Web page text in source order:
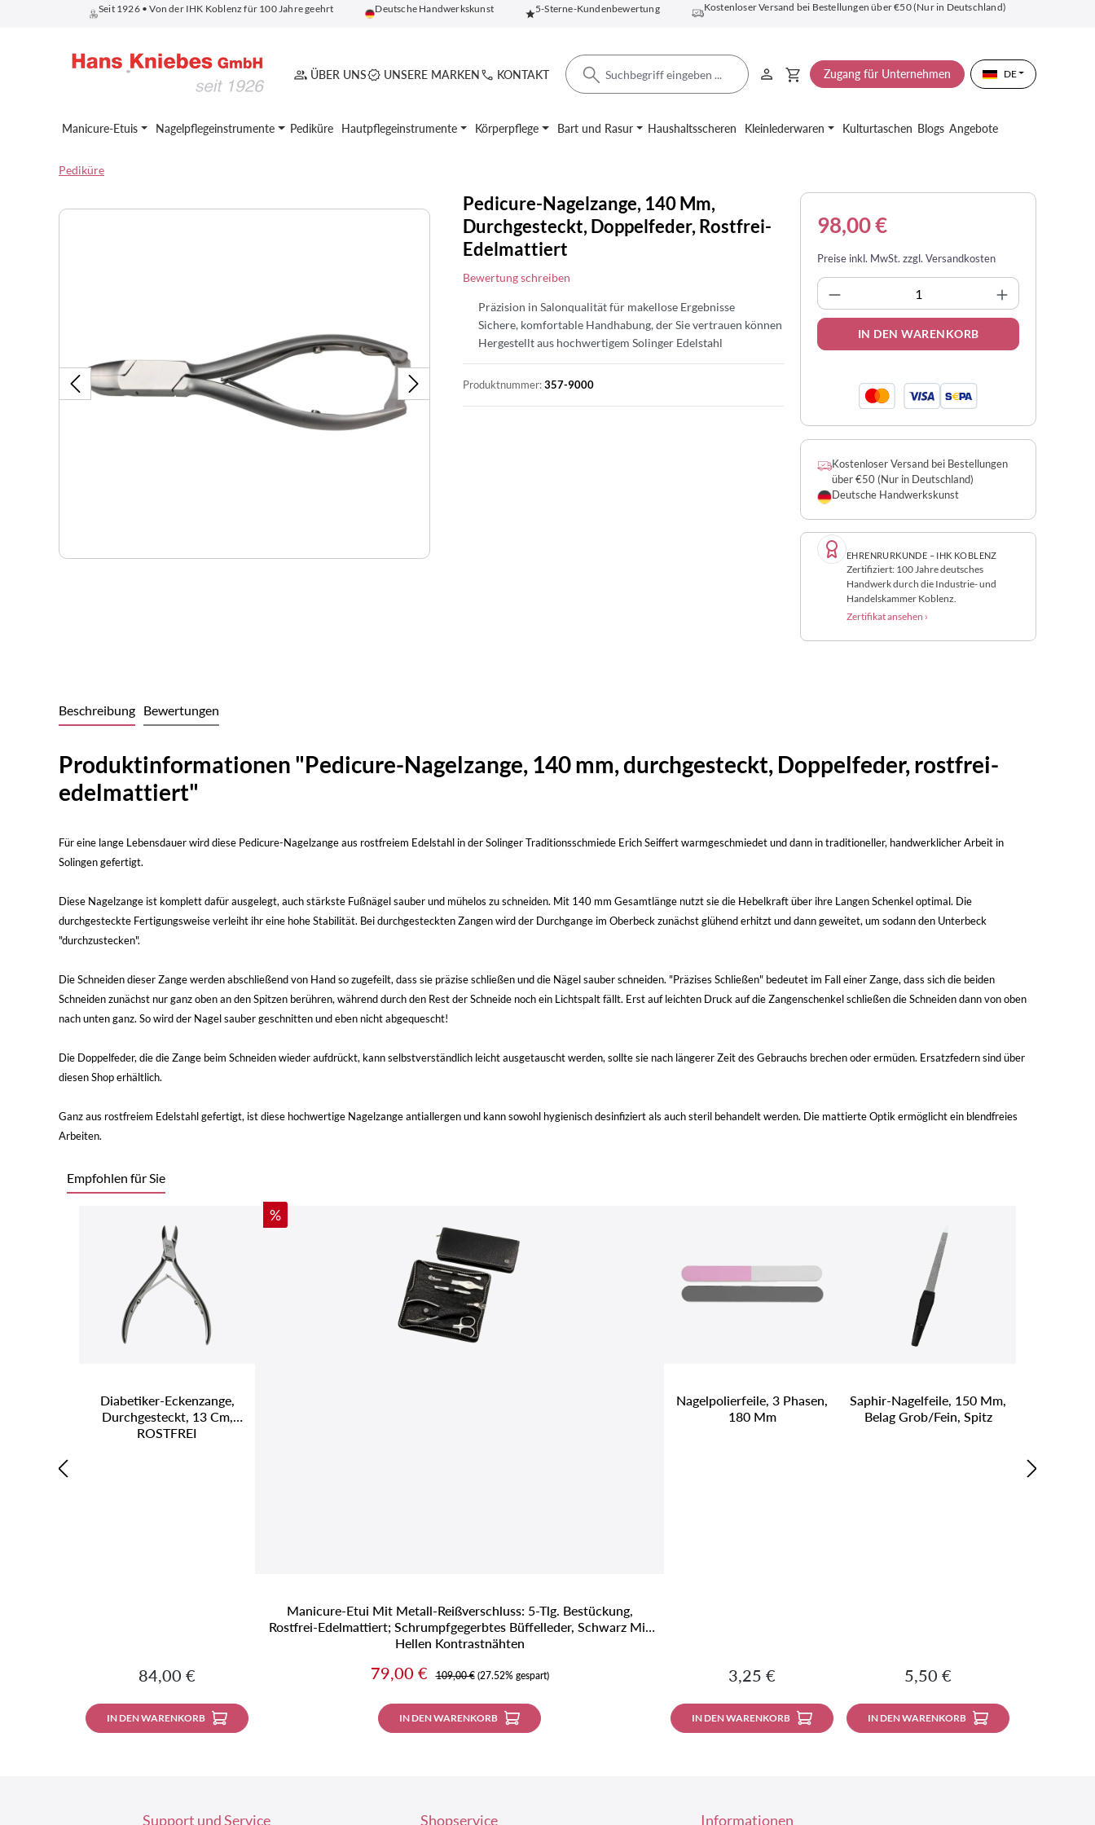
Zur Hauptnavigation springen
Seit 1926 • Von der IHK Koblenz für 100 Jahre geehrt Deutsche Handwerkskunst 5-Sterne-Kundenbewertung Kostenloser Versand bei Bestellungen über €50 (Nur in Deutschland)
ÜBER UNS UNSERE MARKEN KONTAKT Zugang für Unternehmen DE
Manicure-Etuis Nagelpflegeinstrumente Pediküre Hautpflegeinstrumente Körperpflege Bart und Rasur Haushaltsscheren Kleinlederwaren Kulturtaschen Blogs Angebote
Pediküre
Bildergalerie überspringen
Pedicure-Nagelzange, 140 Mm,
Durchgesteckt, Doppelfeder, Rostfrei-
Edelmattiert
Bewertung schreiben
Präzision in Salonqualität für makellose Ergebnisse
Sichere, komfortable Handhabung, der Sie vertrauen können
Hergestellt aus hochwertigem Solinger Edelstahl
Produktnummer:357-9000
98,00 €
Preise inkl. MwSt. zzgl. Versandkosten
Produkt Anzahl: Gib den
IN DEN WARENKORB
Kostenloser Versand bei Bestellungen
über €50 (Nur in Deutschland)
Deutsche Handwerkskunst
EHRENRURKUNDE – IHK KOBLENZ
Zertifiziert: 100 Jahre deutsches
Handwerk durch die Industrie- und
Handelskammer Koblenz.
Zertifikat ansehen ›
Beschreibung Bewertungen
Produktinformationen "Pedicure-Nagelzange, 140 mm, durchgesteckt, Doppelfeder, rostfrei-
edelmattiert"
Für eine lange Lebensdauer wird diese Pedicure-Nagelzange aus rostfreiem Edelstahl in der Solinger Traditionsschmiede Erich Seiffert warmgeschmiedet und dann in traditioneller, handwerklicher Arbeit in
Solingen gefertigt.
Diese Nagelzange ist komplett dafür ausgelegt, auch stärkste Fußnägel sauber und mühelos zu schneiden. Mit 140 mm Gesamtlänge nutzt sie die Hebelkraft über ihre Langen Schenkel optimal. Die
durchgesteckte Fertigungsweise verleiht ihr eine hohe Stabilität. Bei durchgesteckten Zangen wird der Durchgange im Oberbeck zunächst glühend erhitzt und dann geweitet, um sodann den Unterbeck
"durchzustecken".
Die Schneiden dieser Zange werden abschließend von Hand so zugefeilt, dass sie präzise schließen und die Nägel sauber schneiden. "Präzises Schließen" bedeutet im Fall einer Zange, dass sich die beiden
Schneiden zunächst nur ganz oben an den Spitzen berühren, während durch den Rest der Schneide noch ein Lichtspalt fällt. Erst auf leichten Druck auf die Zangenschenkel schließen die Schneiden dann von oben
nach unten ganz. So wird der Nagel sauber geschnitten und eben nicht abgequescht!
Die Doppelfeder, die die Zange beim Schneiden wieder aufdrückt, kann selbstverständlich leicht ausgetauscht werden, sollte sie nach längerer Zeit des Gebrauchs brechen oder ermüden. Ersatzfedern sind über
diesen Shop erhältlich.
Ganz aus rostfreiem Edelstahl gefertigt, ist diese hochwertige Nagelzange antiallergen und kann sowohl hygienisch desinfiziert als auch steril behandelt werden. Die mattierte Optik ermöglicht ein blendfreies
Arbeiten.
Empfohlen für Sie
Diabetiker-Eckenzange,
Durchgesteckt, 13 Cm,
ROSTFREI
Regulärer Preis:
84,00 €
IN DEN WARENKORB
Rabatt
%
Manicure-Etui Mit Metall-Reißverschluss: 5-Tlg. Bestückung,
Rostfrei-Edelmattiert; Schrumpfgegerbtes Büffelleder, Schwarz Mit
Hellen Kontrastnähten
Verkaufspreis:
79,00 € Regulärer Preis:
109,00 € (27.52% gespart)
IN DEN WARENKORB
Nagelpolierfeile, 3 Phasen,
180 Mm
Regulärer Preis:
3,25 €
IN DEN WARENKORB
Saphir-Nagelfeile, 150 Mm,
Belag Grob/fein, Spitz
Regulärer Preis:
5,50 €
IN DEN WARENKORB
Support und Service Shopservice Informationen